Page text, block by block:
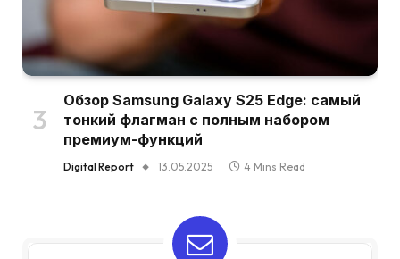
Обзор Samsung Galaxy S25 Edge: самый
тонкий флагман с полным набором
премиум-функций
Digital Report 13.05.2025 4 Mins Read